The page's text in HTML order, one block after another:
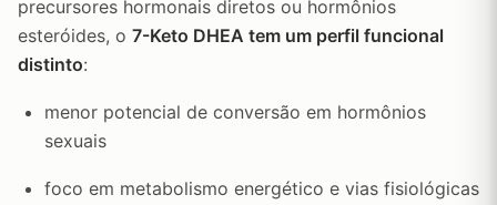
precursores hormonais diretos ou hormônios
esteróides, o 7-Keto DHEA tem um perfil funcional
distinto:
menor potencial de conversão em hormônios
sexuais
foco em metabolismo energético e vias fisiológicas